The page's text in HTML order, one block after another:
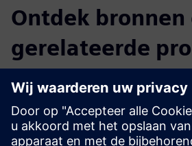
Ontdek bronnen
gerelateerde
Aanvullende
Gegevensblad: Abeeway Combo